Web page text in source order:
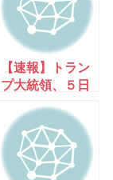
【速報】トラン
プ大統領、５日
見通し